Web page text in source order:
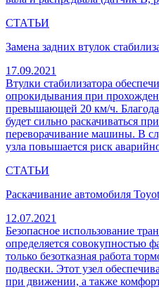
СТАТЬИ
Замена задних втулок
17.09.2021
Втулки стабилизатора
опрокидывания при
превышающей 20 км/ч.
будет сильно раскачиваться
переворачивание машины. В
узла повышается риск
СТАТЬИ
Раскачивание автомобиля
12.07.2021
Безопасное использование
определяется совокупностью
только безотказная работа
подвески. Этот узел
при движении, а также